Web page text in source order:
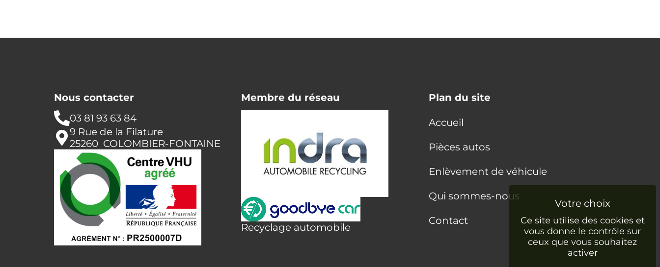
Nous contacter
03 81 93 63 84
9 Rue de la Filature
25260 COLOMBIER-FONTAINE
Membre du réseau
Recyclage automobile
Plan du site
Accueil
Pièces autos
Enlèvement de véhicule
Qui sommes-nous
Contact
Ce site utilise des cookies et
vous donne le contrôle sur
ceux que vous souhaitez
activer